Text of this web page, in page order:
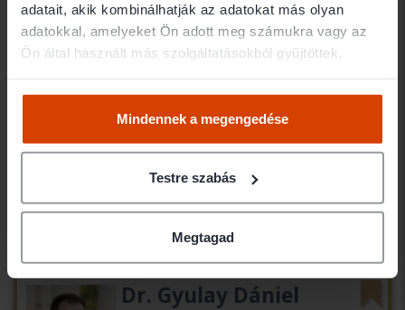
adatait, akik kombinálhatják az adatokat más olyan
adatokkal, amelyeket Ön adott meg számukra vagy az
Ön által használt más szolgáltatásokból gyűjtöttek.
Mindennek a megengedése
Testre szabás
Megtagad
Dr. Gyulai Balázs Csaba
Dr. Gyulai Balázs Csaba egyéni
1054 Budapest
Dr. Gyulay Dániel